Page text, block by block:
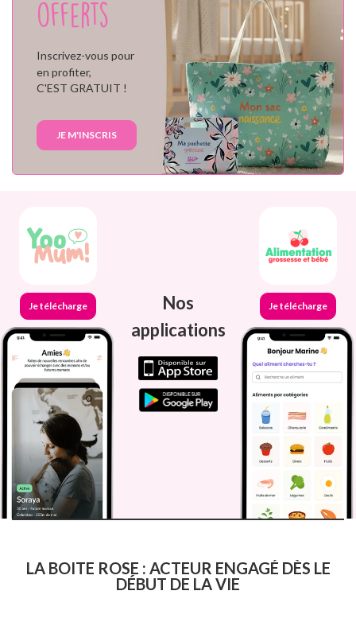
offerts
Inscrivez-vous pour
en profiter,
C'EST GRATUIT !
JE M'INSCRIS
Je télécharge
Nos
applications
Je télécharge
LA BOITE ROSE : ACTEUR ENGAGÉ DÈS LE
DÉBUT DE LA VIE